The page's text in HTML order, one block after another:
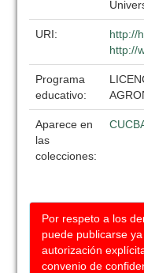
URI:
http://
http://
Programa
educativo:
Aparece en
las
colecciones:
Por respeto a los
puede publicarse
autorización
convenio de